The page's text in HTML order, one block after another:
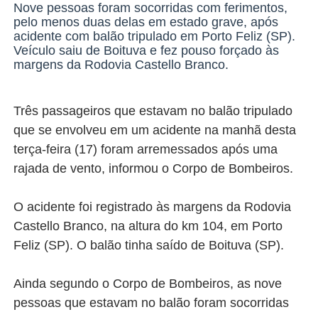
Nove pessoas foram socorridas com ferimentos,
pelo menos duas delas em estado grave, após
acidente com balão tripulado em Porto Feliz (SP).
Veículo saiu de Boituva e fez pouso forçado às
margens da Rodovia Castello Branco.
Três passageiros que estavam no balão tripulado
que se envolveu em um acidente na manhã desta
terça-feira (17) foram arremessados após uma
rajada de vento, informou o Corpo de Bombeiros.
O acidente foi registrado às margens da Rodovia
Castello Branco, na altura do km 104, em Porto
Feliz (SP). O balão tinha saído de Boituva (SP).
Ainda segundo o Corpo de Bombeiros, as nove
pessoas que estavam no balão foram socorridas